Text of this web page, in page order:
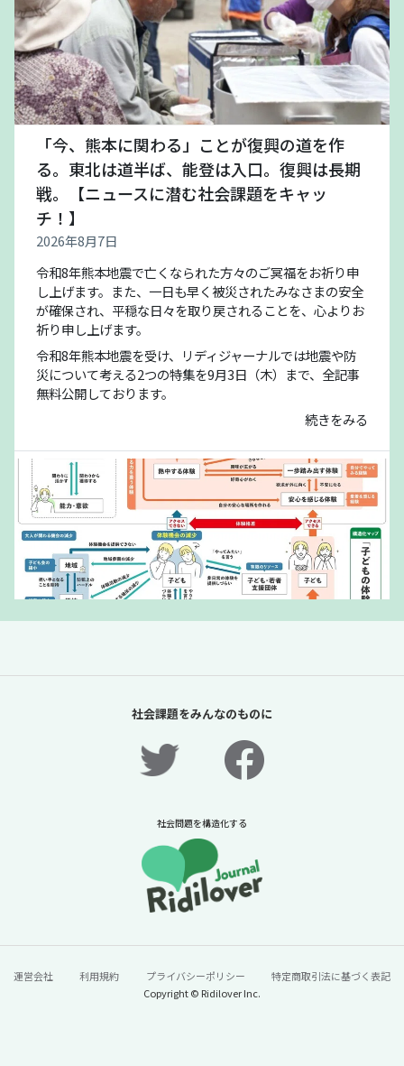
「今、熊本に関わる」ことが復興の道を作
る。東北は道半ば、能登は入口。復興は長期
戦。【ニュースに潜む社会課題をキャッ
チ！】
2026年8月7日
令和8年熊本地震で亡くなられた方々のご冥福をお祈り申
し上げます。また、一日も早く被災されたみなさまの安全
が確保され、平穏な日々を取り戻されることを、心よりお
祈り申し上げます。
令和8年熊本地震を受け、リディジャーナルでは地震や防
災について考える2つの特集を9月3日（木）まで、全記事
無料公開しております。
続きをみる
「夏休みの過ごし方は留守番」責任があるの
公開！】【ニュースに潜む社会課題をキャッ
社会課題をみんなのものに
社会問題を構造化する
運営会社 利用規約 プライバシーポリシー
特定商取引法に基づく表記
Copyright © Ridilover Inc.